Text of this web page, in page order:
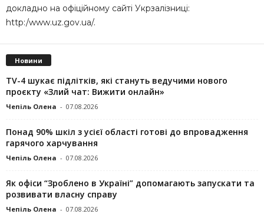
докладно на офіційному сайті Укрзалізниці:
http:/www.uz.gov.ua/.
Новини
TV-4 шукає підлітків, які стануть ведучими нового
проєкту «Злий чат: Вижити онлайн»
Чепіль Олена - 07.08.2026
Понад 90% шкіл з усієї області готові до впровадження
гарячого харчування
Чепіль Олена - 07.08.2026
Як офіси “Зроблено в Україні” допомагають запускaти та
розвивати власну справу
Чепіль Олена - 07.08.2026